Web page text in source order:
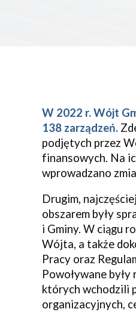
W 2022 r.Wójt
138 zarządzeń.
podjętych przezW
finansowych. Na
wprowadzano
Drugim, najczęściej
obszarem były
i Gminy. W ciągu
Wójta, a także
Pracy oraz
Powoływane były
których wchodzili
organizacyjnych,